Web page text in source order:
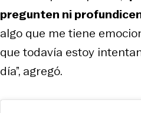
pregunten ni
algo que me tiene
que todavía estoy
día”, agregó.